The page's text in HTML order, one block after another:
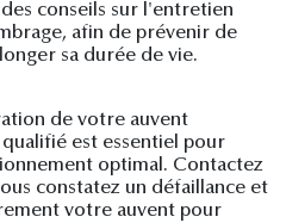
conseils sur l'entretien
afin de prévenir de
sa durée de vie.
de votre auvent
est essentiel pour
optimal. Contactez
constatez un défaillance et
votre auvent pour